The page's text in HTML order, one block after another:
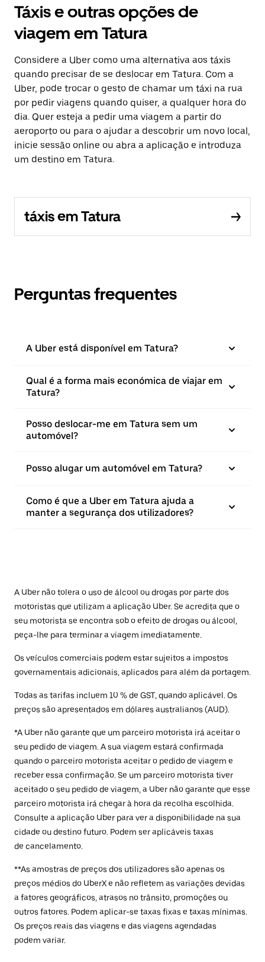
Táxis e outras opções de
viagem em Tatura
Considere a Uber como uma alternativa aos táxis
quando precisar de se deslocar em Tatura. Com a
Uber, pode trocar o gesto de chamar um táxi na rua
por pedir viagens quando quiser, a qualquer hora do
dia. Quer esteja a pedir uma viagem a partir do
aeroporto ou para o ajudar a descobrir um novo local,
inicie sessão online ou abra a aplicação e introduza
um destino em Tatura.
táxis em Tatura
Perguntas frequentes
A Uber está disponível em Tatura?
Qual é a forma mais económica de viajar em
Tatura?
Posso deslocar-me em Tatura sem um
automóvel?
Posso alugar um automóvel em Tatura?
Como é que a Uber em Tatura ajuda a
manter a segurança dos utilizadores?
A Uber não tolera o uso de álcool ou drogas por parte dos
motoristas que utilizam a aplicação Uber. Se acredita que o
seu motorista se encontra sob o efeito de drogas ou álcool,
peça-lhe para terminar a viagem imediatamente.
Os veículos comerciais podem estar sujeitos a impostos
governamentais adicionais, aplicados para além da portagem.
Todas as tarifas incluem 10 % de GST, quando aplicável. Os
preços são apresentados em dólares australianos (AUD).
*A Uber não garante que um parceiro motorista irá aceitar o
seu pedido de viagem. A sua viagem estará confirmada
quando o parceiro motorista aceitar o pedido de viagem e
receber essa confirmação. Se um parceiro motorista tiver
aceitado o seu pedido de viagem, a Uber não garante que esse
parceiro motorista irá chegar à hora da recolha escolhida.
Consulte a aplicação Uber para ver a disponibilidade na sua
cidade ou destino futuro. Podem ser aplicáveis taxas
de cancelamento.
**As amostras de preços dos utilizadores são apenas os
preços médios do UberX e não refletem as variações devidas
a fatores geográficos, atrasos no trânsito, promoções ou
outros fatores. Podem aplicar-se taxas fixas e taxas mínimas.
Os preços reais das viagens e das viagens agendadas
podem variar.